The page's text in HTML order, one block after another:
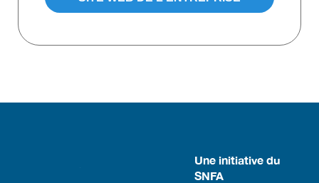
Une initiative du
SNFA